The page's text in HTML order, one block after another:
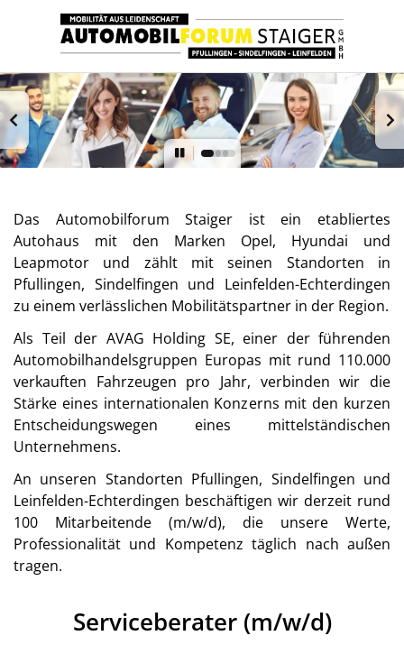
Serviceberater (m/w/d)
Das Automobilforum Staiger ist ein etabliertes
Autohaus mit den Marken Opel, Hyundai und
Leapmotor und zählt mit seinen Standorten in
Pfullingen, Sindelfingen und Leinfelden-Echterdingen
zu einem verlässlichen Mobilitätspartner in der Region.
Als Teil der AVAG Holding SE, einer der führenden
Automobilhandelsgruppen Europas mit rund 110.000
verkauften Fahrzeugen pro Jahr, verbinden wir die
Stärke eines internationalen Konzerns mit den kurzen
Entscheidungswegen eines mittelständischen
Unternehmens.
An unseren Standorten Pfullingen, Sindelfingen und
Leinfelden-Echterdingen beschäftigen wir derzeit rund
100 Mitarbeitende (m/w/d), die unsere Werte,
Professionalität und Kompetenz täglich nach außen
tragen.